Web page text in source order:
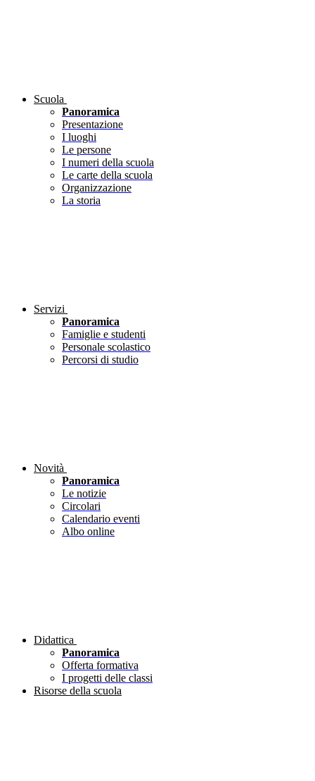
Scuola
Panoramica
Presentazione
I luoghi
Le persone
I numeri della scuola
Le carte della scuola
Organizzazione
La storia
Servizi
Panoramica
Famiglie e studenti
Personale scolastico
Percorsi di studio
Novità
Panoramica
Le notizie
Circolari
Calendario eventi
Albo online
Didattica
Panoramica
Offerta formativa
I progetti delle classi
Risorse della scuola